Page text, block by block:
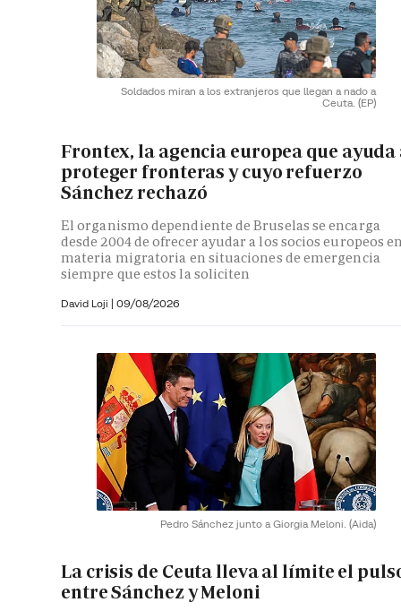
Soldados miran a los extranjeros que llegan a nado a
Ceuta. (EP)
Frontex, la agencia europea que ayuda
proteger fronteras y cuyo refuerzo
Sánchez rechazó
El organismo dependiente de Bruselas se encarga
desde 2004 de ofrecer ayudar a los socios europeos
materia migratoria en situaciones de emergencia
siempre que estos la soliciten
David Loji | 09/08/2026
Pedro Sánchez junto a Giorgia Meloni. (Aida)
La crisis de Ceuta lleva al límite el
entre Sánchez y Meloni